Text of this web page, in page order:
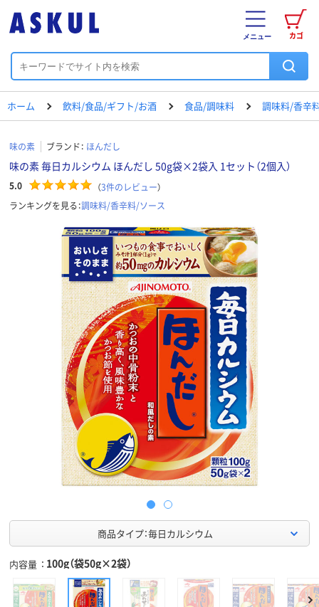
カゴ
メニュー
ホーム 飲料/食品/ギフト/お酒 食品/調味料 調味料/香辛
味の素 ブランド： ほんだし
味の素 毎日カルシウム ほんだし 50g袋×2袋入 1セット（2個入）
5.0 （3件のレビュー）
ランキングを見る：調味料/香辛料/ソース
商品タイプ：毎日カルシウム
内容量 100g（袋50g×2袋）